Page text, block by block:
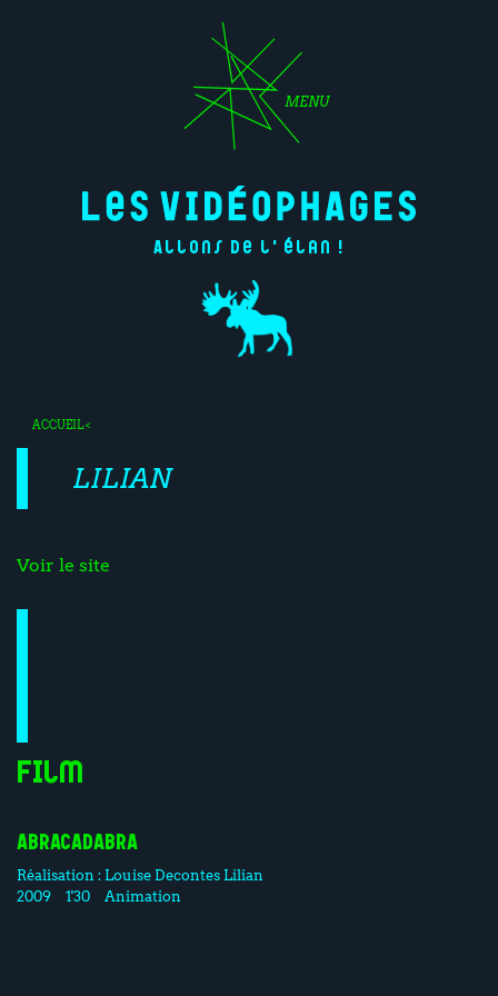
MENU
Allons de l'élan !
ACCUEIL<
LILIAN
Voir le site
Film
ABRACADABRA
Réalisation : Louise Decontes Lilian
2009
1'30 Animation